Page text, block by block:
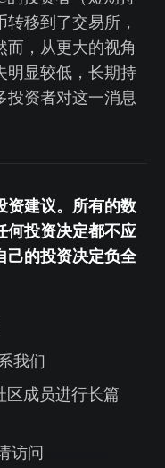
移到了交易所，
，从更大的视角
明显较低，长期持
投资者对这一消息
资建议。所有的数
何投资决定都不应
己的投资决定负全
我们
区成员进行长篇
访问